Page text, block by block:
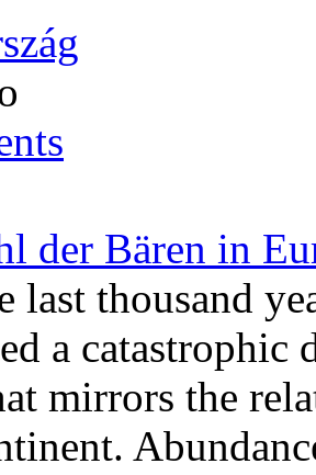
der Bären in
last thousand
a
mirrors the